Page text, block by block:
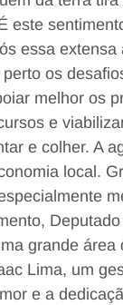
este
essa extensa
os
melhor os
e
e colher. A
local.
grande área
Lima, um
e a